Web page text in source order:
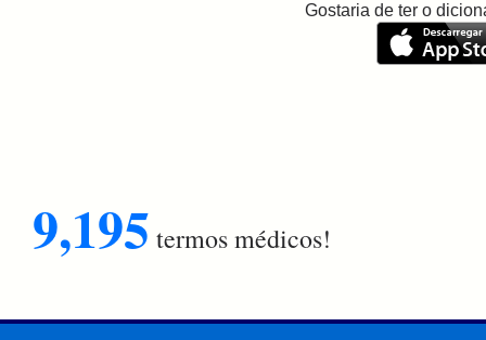
Gostaria de ter o
9,195 termos médicos!